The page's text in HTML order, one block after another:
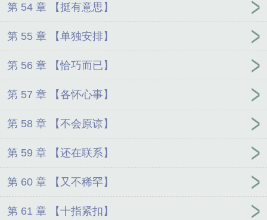
第 54 章 【挺有意思】
第 55 章 【单独安排】
第 56 章 【恰巧而已】
第 57 章 【各怀心事】
第 58 章 【不会原谅】
第 59 章 【还在联系】
第 60 章 【又不稀罕】
第 61 章 【十指紧扣】